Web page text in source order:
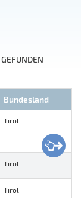
GEFUNDEN
Bundesland
Tirol
Tirol
Tirol